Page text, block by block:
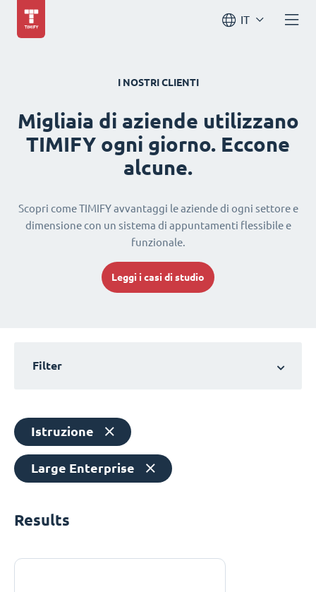
IT
I NOSTRI CLIENTI
Migliaia di aziende utilizzano
TIMIFY ogni giorno. Eccone
alcune.
Scopri come TIMIFY avvantaggi le aziende di ogni settore e
dimensione con un sistema di appuntamenti flessibile e
funzionale.
Leggi i casi di studio
Filter
Istruzione
Large Enterprise
Results